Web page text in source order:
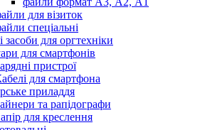
для візиток
спеціальні
засоби для оргтехніки
для смартфонів
пристрої
для смартфона
приладдя
та рапідографи
для креслення